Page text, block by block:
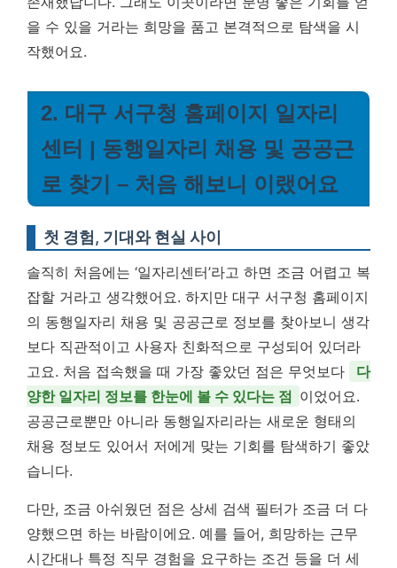
을 수 있을 거라는 희망을 품고 본격적으로 탐색을 시
작했어요.
2. 대구 서구청 홈페이지 일자리
센터 | 동행일자리 채용 및 공공근
로 찾기 – 처음 해보니 이랬어요
첫 경험, 기대와 현실 사이
솔직히 처음에는 ‘일자리센터’라고 하면 조금 어렵고 복
잡할 거라고 생각했어요. 하지만 대구 서구청 홈페이지
의 동행일자리 채용 및 공공근로 정보를 찾아보니 생각
보다 직관적이고 사용자 친화적으로 구성되어 있더라
고요. 처음 접속했을 때 가장 좋았던 점은 무엇보다
다
양한 일자리 정보를 한눈에 볼 수 있다는 점 이었어요.
공공근로뿐만 아니라 동행일자리라는 새로운 형태의
채용 정보도 있어서 저에게 맞는 기회를 탐색하기 좋았
습니다.
다만, 조금 아쉬웠던 점은 상세 검색 필터가 조금 더 다
양했으면 하는 바람이에요. 예를 들어, 희망하는 근무
시간대나 특정 직무 경험을 요구하는 조건 등을 더 세